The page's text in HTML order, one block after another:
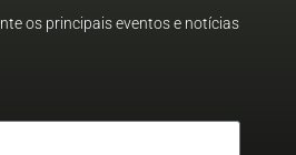
os principais eventos e notícias